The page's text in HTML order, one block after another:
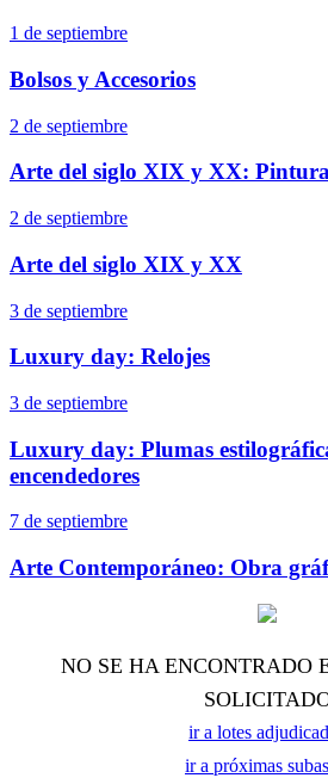
1 de septiembre
Bolsos y Accesorios
2 de septiembre
Arte del siglo XIX y XX:
2 de septiembre
Arte del siglo XIX y XX
3 de septiembre
Luxury day: Relojes
3 de septiembre
Luxury day: Plumas
encendedores
7 de septiembre
Arte Contemporáneo: Obra
NO SE HA ENCONTRADO
ir a lotes
ir a próximas